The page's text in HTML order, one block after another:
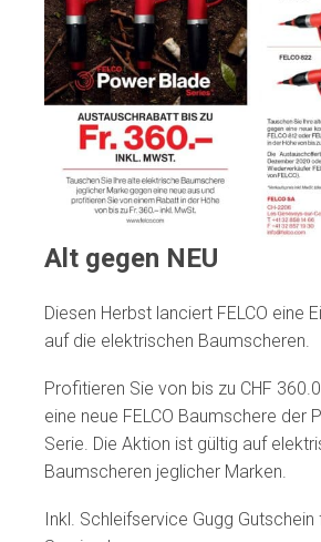
Alt gegen NEU
Diesen Herbst lanciert FELCO eine
auf die elektrischen Baumscheren.
Profitieren Sie von bis zu CHF
eine neue FELCO Baumschere der
Serie. Die Aktion ist gültig auf
Baumscheren jeglicher Marken.
Inkl. Schleifservice Gugg Gutschein